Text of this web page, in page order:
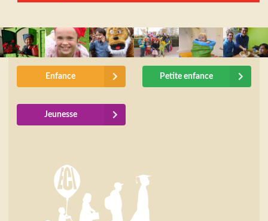
Enfance Petite enfance
Jeunesse